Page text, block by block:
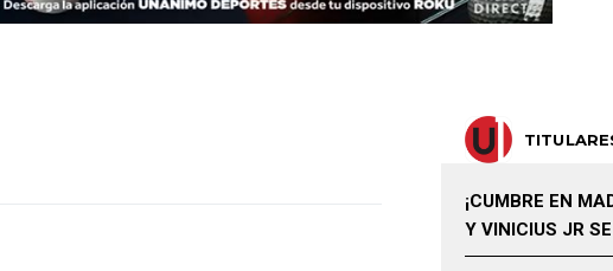
¡CUMBRE EN
Y VINICIUS JR